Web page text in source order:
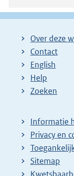
Over deze
Contact
English
Help
Zoeken
Informatie
Privacy en
Sitemap
E